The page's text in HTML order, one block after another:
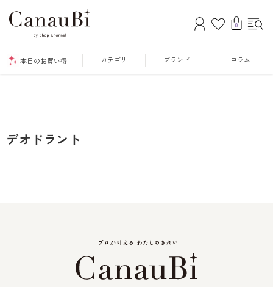
0
本日のお買い得 カテゴリ ブランド コラム
デオドラント